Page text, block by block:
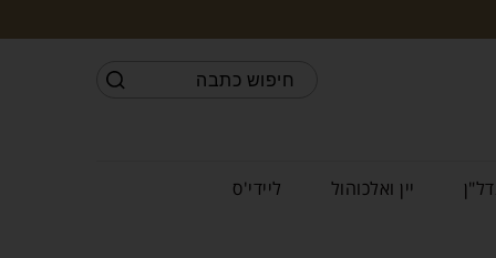
יין ואלכוהול ליידי'ס